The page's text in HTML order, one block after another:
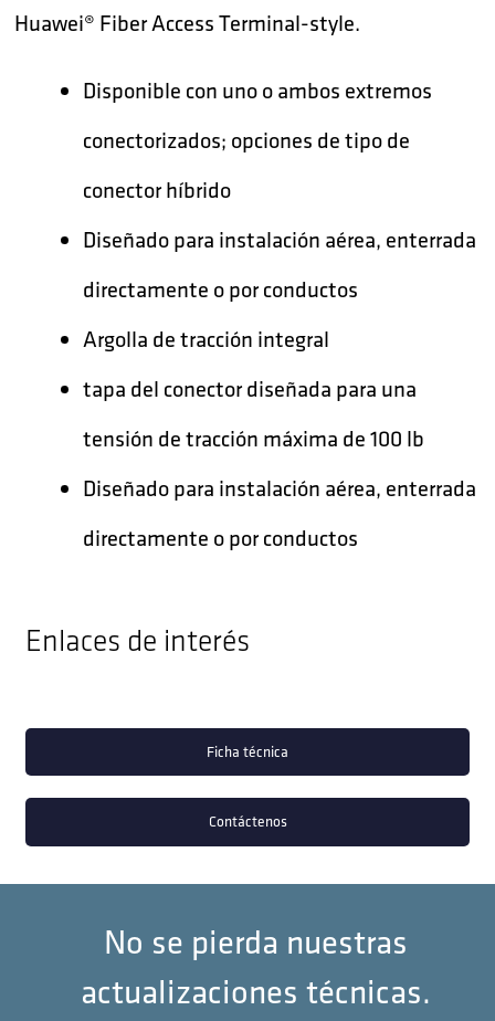
Huawei® Fiber Access Terminal-style.
Disponible con uno o ambos extremos
conectorizados; opciones de tipo de
conector híbrido
Diseñado para instalación aérea, enterrada
directamente o por conductos
Argolla de tracción integral
tapa del conector diseñada para una
tensión de tracción máxima de 100 lb
Diseñado para instalación aérea, enterrada
directamente o por conductos
Enlaces de interés
Ficha técnica
Contáctenos
No se pierda nuestras
actualizaciones técnicas.